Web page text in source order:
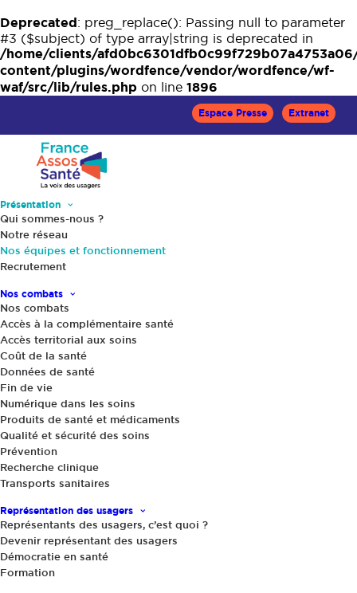
Deprecated: preg_replace(): Passing null to parameter
#3 ($subject) of type array|string is deprecated in
/home/clients/
content/plugins/wordfence/vendor/wordfence/wf-
waf/src/lib/rules.php on line 1896
Espace Presse Extranet
Présentation
Qui sommes-nous ?
Notre réseau
Nos équipes et fonctionnement
Recrutement
Nos combats
Nos combats
Accès à la complémentaire santé
Accès territorial aux soins
Coût de la santé
Données de santé
Fin de vie
Numérique dans les soins
Produits de santé et médicaments
Qualité et sécurité des soins
Prévention
Recherche clinique
Transports sanitaires
Représentation des usagers
Représentants des usagers, c’est quoi ?
Devenir représentant des usagers
Démocratie en santé
Formation
Organisation et équipes
Vie du réseau
Les équipes salariées
Notre
gouvernance